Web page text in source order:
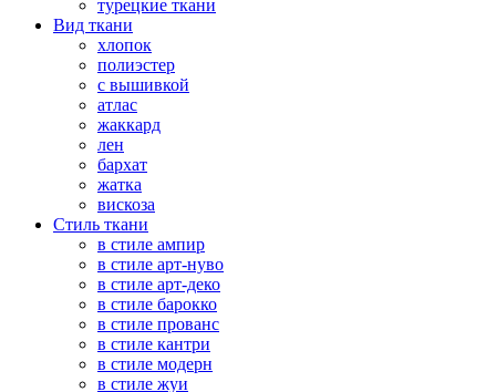
турецкие ткани
Вид ткани
хлопок
полиэстер
с вышивкой
атлас
жаккард
лен
бархат
жатка
вискоза
Стиль ткани
в стиле ампир
в стиле арт-нуво
в стиле арт-деко
в стиле барокко
в стиле прованс
в стиле кантри
в стиле модерн
в стиле жуи